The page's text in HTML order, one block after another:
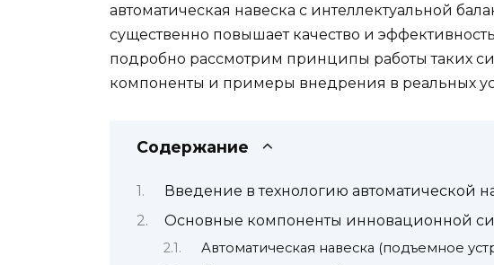
автоматическая навеска с интеллектуальной
существенно повышает качество и
подробно рассмотрим принципы работы таких
компоненты и примеры внедрения в реальных
Содержание
Введение в технологию автоматической
Основные компоненты инновационной
Автоматическая навеска (подъемное